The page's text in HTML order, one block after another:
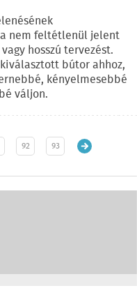
nem feltétlenül jelent
hosszú tervezést.
bútor ahhoz,
kényelmesebbé
váljon.
92 93